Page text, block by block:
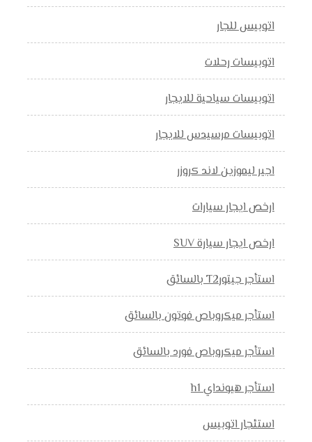
اتوبيس للجار
اتوبيسات رحلات
اتوبيسات سياحية للايجار
اتوبيسات مرسيدس للايجار
اجير ليموزين لاند كروزر
ارخص ايجار سيارات
ارخص ايجار سيارة SUV
استأجر جيتورT2 بالسائق
استأجر ميكروباص فوتون بالسائق
استأجر ميكروباص فورد بالسائق
استأجر هيونداي h1
استئجار اتوبيس